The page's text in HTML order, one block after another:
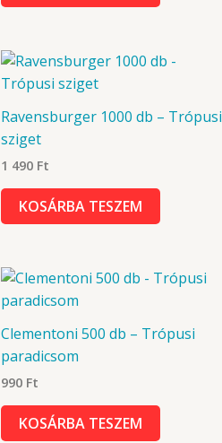
Ravensburger 1000 db – Trópusi
sziget
1 490 Ft
KOSÁRBA TESZEM
Clementoni 500 db – Trópusi
paradicsom
990 Ft
KOSÁRBA TESZEM